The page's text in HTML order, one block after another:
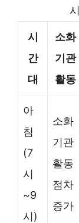
시
간
대
소화
기관
활동
아
침
(7
시
~9
시)
소화
기관
활동
점차
증가